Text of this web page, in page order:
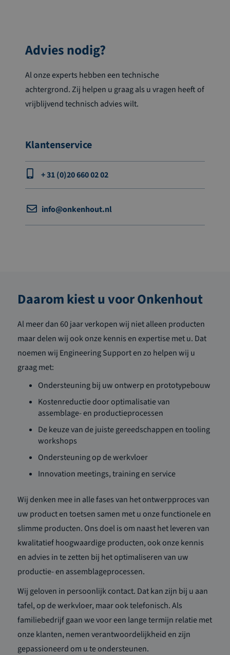
Advies nodig?
Al onze experts hebben een technische
achtergrond. Zij helpen u graag als u vragen heeft of
vrijblijvend technisch advies wilt.
Klantenservice
+ 31 (0)20 660 02 02
info@onkenhout.nl
Daarom kiest u voor Onkenhout
Al meer dan 60 jaar verkopen wij niet alleen producten
maar delen wij ook onze kennis en expertise met u. Dat
noemen wij Engineering Support en zo helpen wij u
graag met:
Ondersteuning bij uw ontwerp en prototypebouw
Kostenreductie door optimalisatie van
assemblage- en productieprocessen
De keuze van de juiste gereedschappen en tooling
workshops
Ondersteuning op de werkvloer
Innovation meetings, training en service
Wij denken mee in alle fases van het ontwerpproces van
uw product en toetsen samen met u onze functionele en
slimme producten. Ons doel is om naast het leveren van
kwalitatief hoogwaardige producten, ook onze kennis
en advies in te zetten bij het optimaliseren van uw
productie- en assemblageprocessen.
Wij geloven in persoonlijk contact. Dat kan zijn bij u aan
tafel, op de werkvloer, maar ook telefonisch. Als
familiebedrijf gaan we voor een lange termijn relatie met
onze klanten, nemen verantwoordelijkheid en zijn
gepassioneerd om u te ondersteunen.